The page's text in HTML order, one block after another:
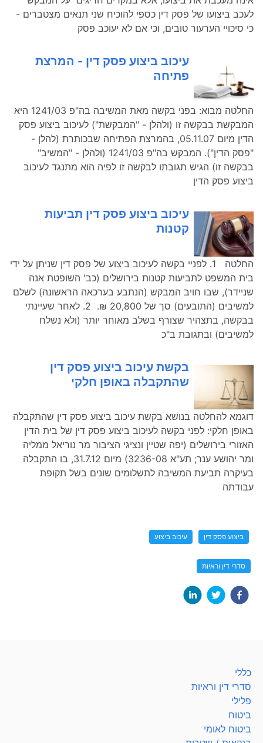
לעכב ביצועו של פסק דין כספי להוכיח שני תנאים מצטברים -
כי סיכויי הערעור טובים, וכי אם לא יעוכב פסק
עיכוב ביצוע פסק דין - המרצת
פתיחה
החלטה מבוא: בפני בקשה מאת המשיבה בה"פ 1241/03 היא
המבקשת בבקשה זו (ולהלן - "המבקשת") לעיכוב ביצוע פסק
הדין מיום 05.11.07, בהמרצת הפתיחה שבכותרת (להלן -
"פסק הדין"). המבקש בה"פ 1241/03 (ולהלן - "המשיב"
בבקשה זו) הגיש תגובתו לבקשה זו לפיה הוא מתנגד לעיכוב
ביצוע פסק הדין
עיכוב ביצוע פסק דין תביעות
קטנות
החלטה 1. לפניי בקשה לעיכוב ביצוע של פסק דין שניתן על ידי
בית המשפט לתביעות קטנות בירושלים (כב' השופטת אנה
שניידר), שבו חויב המבקש (הנתבע בערכאה הראשונה) לשלם
למשיבים (התובעים) סך של 20,800 ₪. 2. לאחר שעיינתי
בבקשה, בתצהיר שצורף בשלב מאוחר יותר (ולא נשלח
למשיבים) ובתגובת ב"כ
בקשת עיכוב ביצוע פסק דין
שהתקבלה באופן חלקי
דוגמא להחלטה בנושא בקשת עיכוב ביצוע פסק דין שהתקבלה
באופן חלקי: לפני בקשה לעיכוב ביצוע פסק דין של בית הדין
האזורי בירושלים (יפה שטיין ונציגי הציבור מר נוריאל ממליה
ומר יהושע ענר; תע"א 3236-08) מיום 31.7.12, בו התקבלה
בעיקרה תביעת המשיבה לתשלומים שונים בשל תקופת
עבודתה
ביצוע פסק דין עיכוב ביצוע
סדרי דין וראיות
כללי
סדרי דין וראיות
פלילי
ביטוח
ביטוח לאומי